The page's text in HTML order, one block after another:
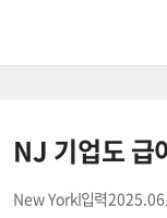
NJ 기업도 급
New York